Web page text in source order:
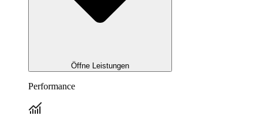
Öffne Leistungen
Performance